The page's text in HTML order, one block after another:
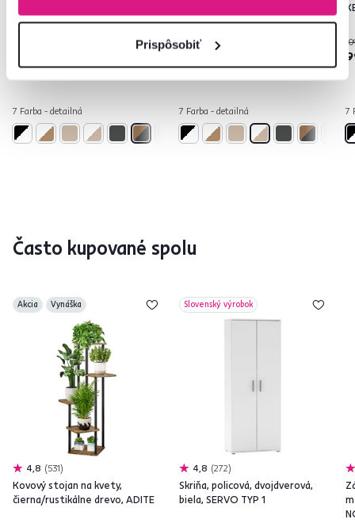
Prispôsobiť
-8%
7 Farba - detailná
109 €
99,90 €
7 Farba - detailná 7
Často kupované spolu
Akcia Vynáška
4,8 531
Kovový stojan na kvety,
čierna/rustikálne drevo, ADITE
Slovenský výrobok
4,8 272
Skriňa, policová, dvojdverová,
biela, SERVO TYP 1